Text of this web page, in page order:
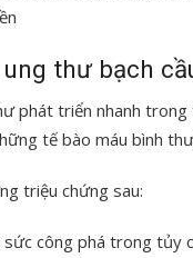
thư bạch
phát triển nhanh
tế bào máu bình
triệu chứng sau:
công phá trong tủy